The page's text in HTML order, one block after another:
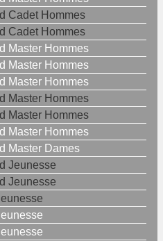
Cadet Hommes
Cadet Hommes
Master Hommes
Master Hommes
Master Hommes
Master Hommes
Master Hommes
Master Hommes
Master Dames
Jeunesse
Jeunesse